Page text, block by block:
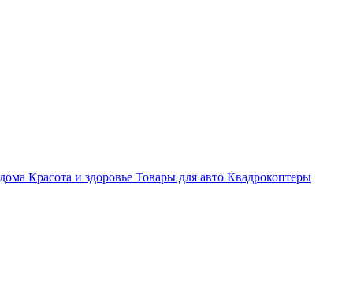
Красота и здоровье Товары для авто Квадрокоптеры